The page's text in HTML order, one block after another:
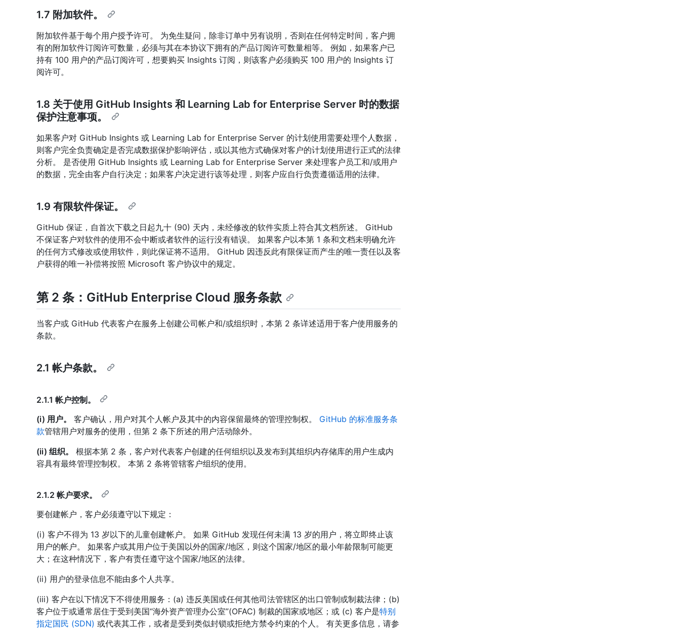
1.7 附加软件。
附加软件基于每个用户授予许可。 为免生疑问，除非订单中另有说明，否则在任何特定时间，客户拥
有的附加软件订阅许可数量，必须与其在本协议下拥有的产品订阅许可数量相等。 例如，如果客户已
持有 100 用户的产品订阅许可，想要购买 Insights 订阅，则该客户必须购买 100 用户的 Insights 订
阅许可。
1.8 关于使用 GitHub Insights 和 Learning Lab for Enterprise Server 时的数据
保护注意事项。
如果客户对 GitHub Insights 或 Learning Lab for Enterprise Server 的计划使用需要处理个人数据，
则客户完全负责确定是否完成数据保护影响评估，或以其他方式确保对客户的计划使用进行正式的法律
分析。 是否使用 GitHub Insights 或 Learning Lab for Enterprise Server 来处理客户员工和/或用户
的数据，完全由客户自行决定；如果客户决定进行该等处理，则客户应自行负责遵循适用的法律。
1.9 有限软件保证。
GitHub 保证，自首次下载之日起九十 (90) 天内，未经修改的软件实质上符合其文档所述。 GitHub
不保证客户对软件的使用不会中断或者软件的运行没有错误。 如果客户以本第 1 条和文档未明确允许
的任何方式修改或使用软件，则此保证将不适用。 GitHub 因违反此有限保证而产生的唯一责任以及客
户获得的唯一补偿将按照 Microsoft 客户协议中的规定。
第 2 条：GitHub Enterprise Cloud 服务条款
当客户或 GitHub 代表客户在服务上创建公司帐户和/或组织时，本第 2 条详述适用于客户使用服务的
条款。
2.1 帐户条款。
2.1.1 帐户控制。
(i) 用户。
客户确认，用户对其个人帐户及其中的内容保留最终的管理控制权。 GitHub 的标准服务条
款管辖用户对服务的使用，但第 2 条下所述的用户活动除外。
(ii) 组织。
根据本第 2 条，客户对代表客户创建的任何组织以及发布到其组织内存储库的用户生成内
容具有最终管理控制权。 本第 2 条将管辖客户组织的使用。
2.1.2 帐户要求。
要创建帐户，客户必须遵守以下规定：
(i) 客户不得为 13 岁以下的儿童创建帐户。 如果 GitHub 发现任何未满 13 岁的用户，将立即终止该
用户的帐户。 如果客户或其用户位于美国以外的国家/地区，则这个国家/地区的最小年龄限制可能更
大；在这种情况下，客户有责任遵守这个国家/地区的法律。
(ii) 用户的登录信息不能由多个人共享。
(iii) 客户在以下情况下不得使用服务：(a) 违反美国或任何其他司法管辖区的出口管制或制裁法律；(b)
客户位于或通常居住于受到美国“海外资产管理办公室”(OFAC) 制裁的国家或地区；或 (c) 客户是特别
指定国民 (SDN) 或代表其工作，或者是受到类似封锁或拒绝方禁令约束的个人。 有关更多信息，请参